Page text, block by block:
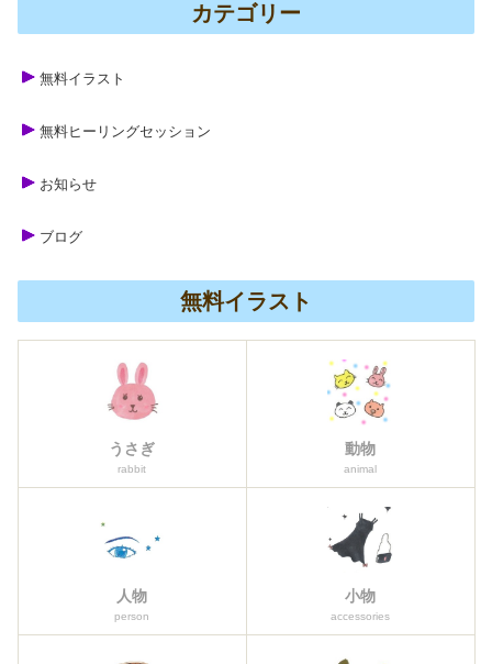
カテゴリー
無料イラスト
無料ヒーリングセッション
お知らせ
ブログ
無料イラスト
うさぎ
rabbit
動物
animal
人物
person
小物
accessories